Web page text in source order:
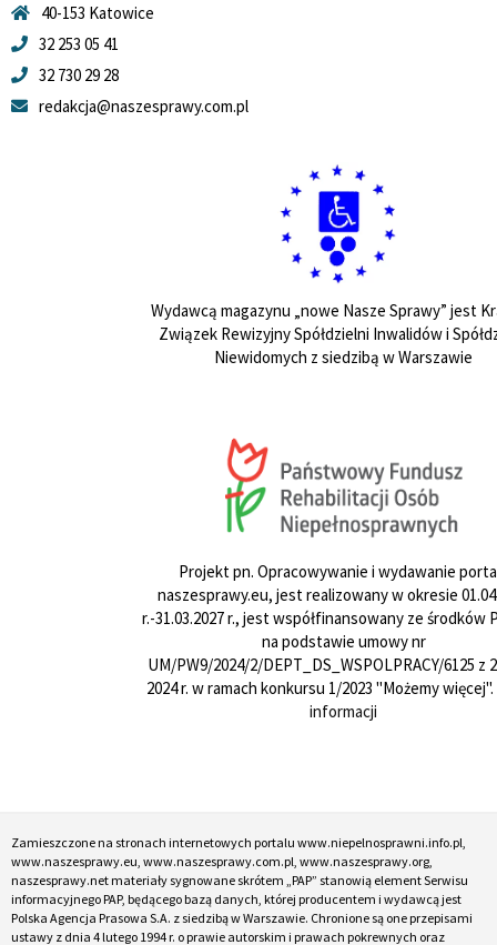
40-153 Katowice
32 253 05 41
32 730 29 28
redakcja@naszesprawy.com.pl
Wydawcą magazynu „nowe Nasze Sprawy” jest
Związek Rewizyjny Spółdzielni Inwalidów i
Niewidomych z siedzibą w Warszawie
Projekt pn. Opracowywanie i wydawanie
naszesprawy.eu, jest realizowany w okresie
r.-31.03.2027 r., jest współfinansowany ze środków
na podstawie umowy nr
UM/PW9/2024/2/DEPT_DS_WSPOLPRACY/6125 z
2024 r. w ramach konkursu 1/2023 "Możemy więcej".
informacji
Zamieszczone na stronach internetowych portalu www.niepelnosprawni.info.pl,
www.naszesprawy.eu, www.naszesprawy.com.pl, www.naszesprawy.org,
naszesprawy.net materiały sygnowane skrótem „PAP” stanowią element Serwisu
informacyjnego PAP, będącego bazą danych, której producentem i wydawcą jest
Polska Agencja Prasowa S.A. z siedzibą w Warszawie. Chronione są one przepisami
ustawy z dnia 4 lutego 1994 r. o prawie autorskim i prawach pokrewnych oraz